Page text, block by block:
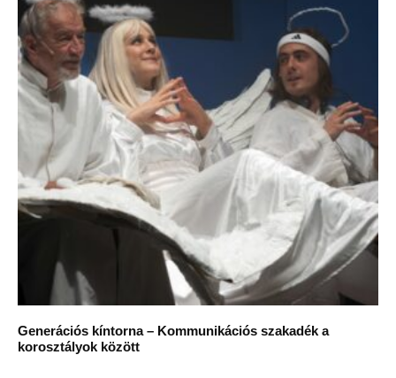
Generációs kíntorna – Kommunikációs szakadék a
korosztályok között